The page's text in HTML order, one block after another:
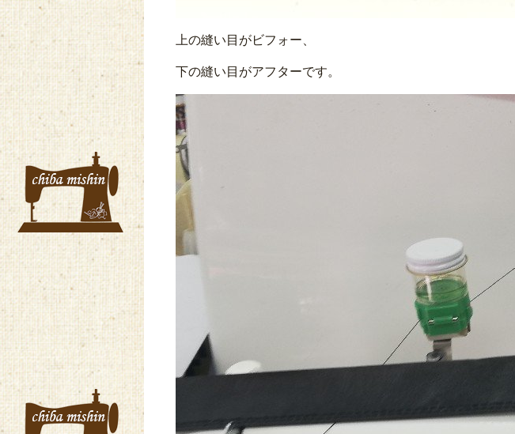
上の縫い目がビフォー、
下の縫い目がアフターです。